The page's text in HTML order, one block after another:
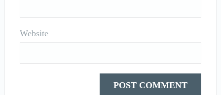
Website